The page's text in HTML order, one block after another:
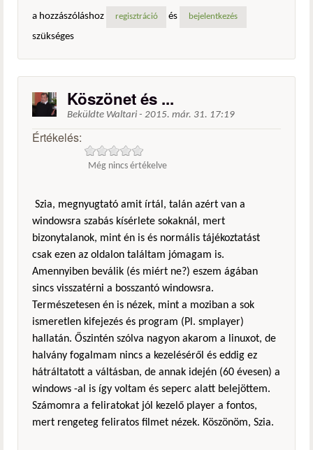
a hozzászóláshoz regisztráció és bejelentkezés
szükséges
Köszönet és ...
Beküldte Waltari - 2015. már. 31. 17:19
Értékelés:
Még nincs értékelve
Szia, megnyugtató amit írtál, talán azért van a
windowsra szabás kísérlete sokaknál, mert
bizonytalanok, mint én is és normális tájékoztatást
csak ezen az oldalon találtam jómagam is.
Amennyiben beválik (és miért ne?) eszem ágában
sincs visszatérni a bosszantó windowsra.
Természetesen én is nézek, mint a moziban a sok
ismeretlen kifejezés és program (Pl. smplayer)
hallatán. Őszintén szólva nagyon akarom a linuxot, de
halvány fogalmam nincs a kezeléséről és eddig ez
hátráltatott a váltásban, de annak idején (60 évesen) a
windows -al is így voltam és seperc alatt belejöttem.
Számomra a feliratokat jól kezelő player a fontos,
mert rengeteg feliratos filmet nézek. Köszönöm, Szia.